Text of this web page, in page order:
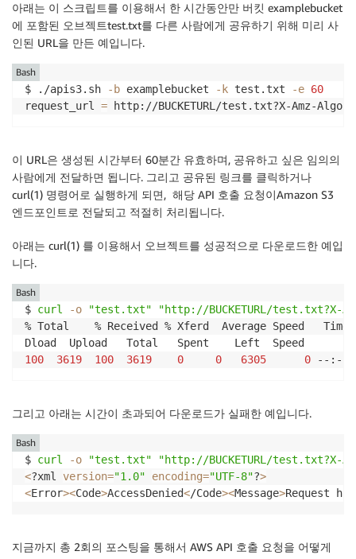
let
I=I+1
done
}
getSignatureKey
SECRET_KEY
$1
DATESTAMP
STRING_TO_SIGN=$5
HEX_KEY=$(echo -n "AWS4${SECRET_KEY}" |
HEX_KEY =$(echo -n "${DATESTAMP}
HEX_KEY =$(echo -n "${SERVICENAME}" | openssl dgst
SIGNATURE
echo
${SIGNATURE * }"
}
getHexaHash ()
echo
" ${HASH #* }"
}
### Main ###
if
[ -z $AWS_DEFAULT_REGION || -z
then
fi
아래는 이 스크립트를 이용해서 한 시간동안만 버킷 examplebucket
에 포함된 오브젝트test.txt를 다른 사람에게 공유하기 위해 미리 사
인된 URL을 만든 예입니다.
$ ./apis3.sh -b examplebucket -k test.txt -e 60
request_url = http://BUCKETURL/test.txt?X-Amz-
Bash
이 URL은 생성된 시간부터 60분간 유효하며, 공유하고 싶은 임의의
사람에게 전달하면 됩니다. 그리고 공유된 링크를 클릭하거나
curl(1) 명령어로 실행하게 되면, 해당 API 호출 요청이Amazon S3
엔드포인트로 전달되고 적절히 처리됩니다.
아래는 curl(1) 를 이용해서 오브젝트를 성공적으로 다운로드한 예입
니다.
$ curl -o "test.txt"
"http://BUCKETURL/test.txt?X-Amz-
% Total    % Received % Xferd  Average Speed
100
3619 100 3619 0 0 6305 0 --:--
Bash
그리고 아래는 시간이 초과되어 다운로드가 실패한 예입니다.
$ curl -o "test.txt"
"http://BUCKETURL/test.txt?X-Amz-
<?xml version="1.0" encoding="UTF-8"?>
<Error><Code>AccessDenied</Code><Message>Request
Bash
지금까지 총 2회의 포스팅을 통해서 AWS API 호출 요청을 어떻게